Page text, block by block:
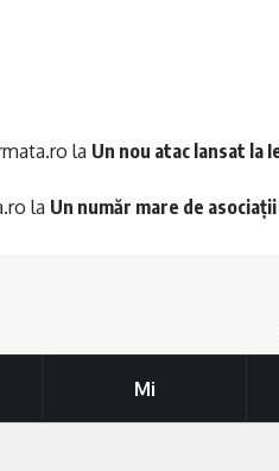
la Un nou atac lansat la
la Un număr mare de
Mi